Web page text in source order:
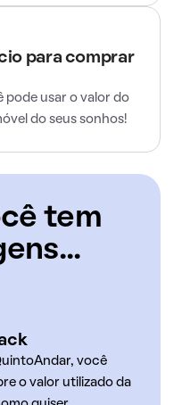
para comprar
pode usar o valor do
do seus sonhos!
tem
você
o valor utilizado da